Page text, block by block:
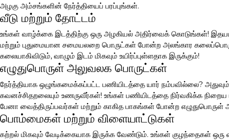
அழகு அம்சங்களின் நேர்த்தியைப் பரப்புங்கள்.
வீடு மற்றும் தோட்டம்
உங்கள் வாழ்க்கை இடத்திற்கு ஒரு அழகியல் அதிர்வைக் கொடுங்கள்!
மற்றும் புதுமையான சமையலறை பொருட்கள் போன்ற அலங்கார
கலையாகிவிடும், வாழும் இடம் மிகவும் உயிர்ப்புள்ளதாக இருக்கும்!
எழுதுபொருள் அலுவலக பொருட்கள்
நேர்த்தியாக ஒழுங்கமைக்கப்பட்ட பணியிடத்தை யார் நம்பவில்லை?
கவனச்சிதறலையும் உணருவீர்கள்! உங்கள் பணியிடத்தை நிர்வகிக்க
பேனா வைத்திருப்பவர்கள் மற்றும் காகித பாகங்கள் போன்ற
பொம்மைகள் மற்றும் விளையாட்டுகள்
கற்றல் மிகவும் வேடிக்கையாக இருக்க வேண்டும். உங்கள் குழந்தைகள்